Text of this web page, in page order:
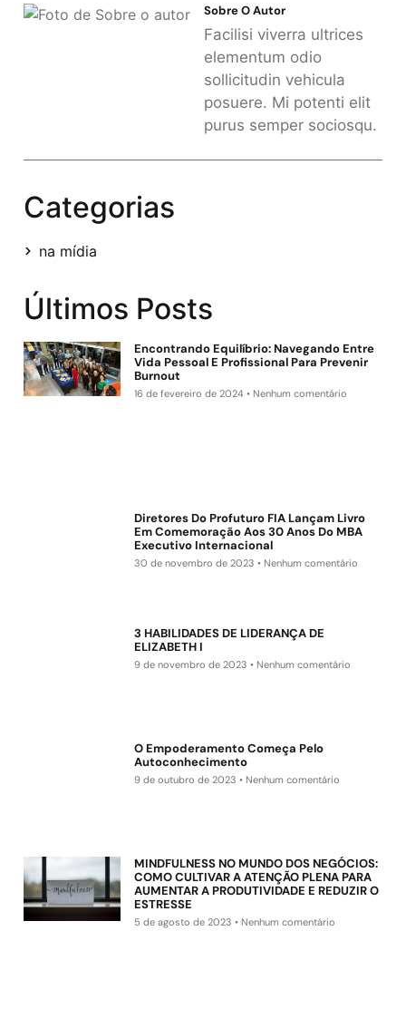
Sobre O Autor
Facilisi viverra ultrices
elementum odio
sollicitudin vehicula
posuere. Mi potenti elit
purus semper sociosqu.
Categorias
na mídia
Últimos Posts
Encontrando Equilíbrio: Navegando Entre
Vida Pessoal E Profissional Para Prevenir
Burnout
16 de fevereiro de 2024 Nenhum comentário
Diretores Do Profuturo FIA Lançam Livro
Em Comemoração Aos 30 Anos Do MBA
Executivo Internacional
30 de novembro de 2023 Nenhum comentário
3 HABILIDADES DE LIDERANÇA DE
ELIZABETH I
9 de novembro de 2023 Nenhum comentário
O Empoderamento Começa Pelo
Autoconhecimento
9 de outubro de 2023 Nenhum comentário
MINDFULNESS NO MUNDO DOS NEGÓCIOS:
COMO CULTIVAR A ATENÇÃO PLENA PARA
AUMENTAR A PRODUTIVIDADE E REDUZIR O
ESTRESSE
5 de agosto de 2023 Nenhum comentário